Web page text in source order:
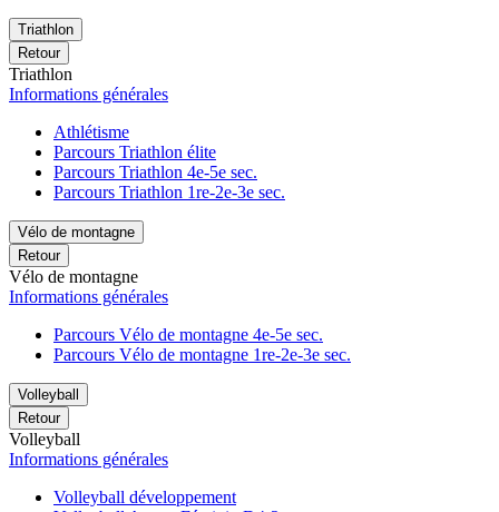
Triathlon
Retour
Triathlon
Informations générales
Athlétisme
Parcours Triathlon élite
Parcours Triathlon 4e-5e sec.
Parcours Triathlon 1re-2e-3e sec.
Vélo de montagne
Retour
Vélo de montagne
Informations générales
Parcours Vélo de montagne 4e-5e sec.
Parcours Vélo de montagne 1re-2e-3e sec.
Volleyball
Retour
Volleyball
Informations générales
Volleyball développement